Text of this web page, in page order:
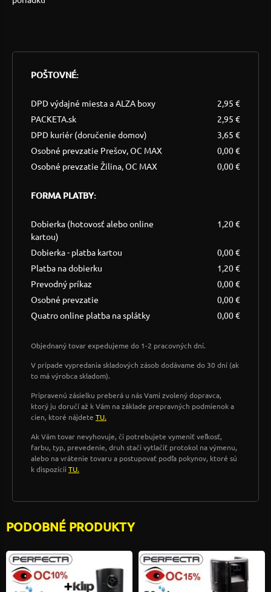
POŠTOVNÉ:
DPD výdajné miesta a ALZA boxy
2,95 €
PACKETA.sk
2,95 €
DPD kuriér (doručenie domov)
3,65 €
Osobné prevzatie Prešov, OC MAX
0,00 €
Osobné prevzatie Žilina, OC MAX
0,00 €
FORMA PLATBY:
Dobierka (hotovosť alebo online
kartou)
1,20 €
Dobierka - platba kartou
0,00 €
Platba na dobierku
1,20 €
Prevodný príkaz
0,00 €
Osobné prevzatie
0,00 €
Quatro online platba na splátky
0,00 €
Objednaný tovar expedujeme do 1-2 pracovných dní.
V prípade vypredania skladových zásob dodávame do 30 dní (ak
to má výrobca skladom).
Pripravenú zásielku preberá u nás Vami zvolený dopravca,
ktorý ju doručí až k Vám na základe prepravných podmienok a
cien, ktoré nájdete TU.
Ak Vám tovar nevyhovuje, či potrebujete vymeniť veľkosť,
farbu, typ, prevedenie, druh stačí vytlačiť protokol na výmenu,
alebo na vrátenie tovaru a postupovať podľa pokynov, ktoré sú
k dispozícii TU.
PODOBNÉ PRODUKTY